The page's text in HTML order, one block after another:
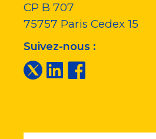
CP B 707
75757 Paris Cedex 15
Suivez-nous :